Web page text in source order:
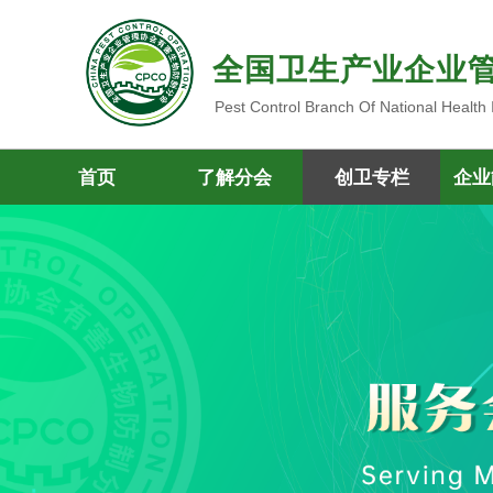
全国卫生产业企业
Pest Control Branch Of National
首页 了解分会 创卫专栏 企